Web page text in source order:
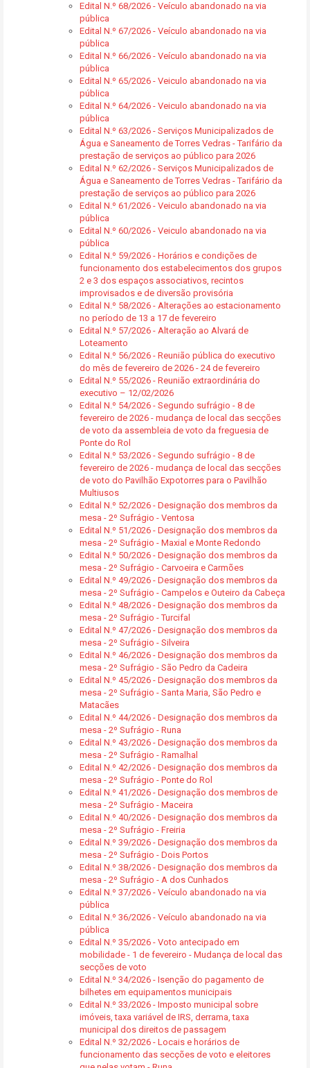
Edital N.º 68/2026 - Veículo abandonado na via
pública
Edital N.º 67/2026 - Veículo abandonado na via
pública
Edital N.º 66/2026 - Veículo abandonado na via
pública
Edital N.º 65/2026 - Veiculo abandonado na via
pública
Edital N.º 64/2026 - Veiculo abandonado na via
pública
Edital N.º 63/2026 - Serviços Municipalizados de
Água e Saneamento de Torres Vedras - Tarifário da
prestação de serviços ao público para 2026
Edital N.º 62/2026 - Serviços Municipalizados de
Água e Saneamento de Torres Vedras - Tarifário da
prestação de serviços ao público para 2026
Edital N.º 61/2026 - Veiculo abandonado na via
pública
Edital N.º 60/2026 - Veiculo abandonado na via
pública
Edital N.º 59/2026 - Horários e condições de
funcionamento dos estabelecimentos dos grupos
2 e 3 dos espaços associativos, recintos
improvisados e de diversão provisória
Edital N.º 58/2026 - Alterações ao estacionamento
no período de 13 a 17 de fevereiro
Edital N.º 57/2026 - Alteração ao Alvará de
Loteamento
Edital N.º 56/2026 - Reunião pública do executivo
do mês de fevereiro de 2026 - 24 de fevereiro
Edital N.º 55/2026 - Reunião extraordinária do
executivo – 12/02/2026
Edital N.º 54/2026 - Segundo sufrágio - 8 de
fevereiro de 2026 - mudança de local das secções
de voto da assembleia de voto da freguesia de
Ponte do Rol
Edital N.º 53/2026 - Segundo sufrágio - 8 de
fevereiro de 2026 - mudança de local das secções
de voto do Pavilhão Expotorres para o Pavilhão
Multiusos
Edital N.º 52/2026 - Designação dos membros da
mesa - 2º Sufrágio - Ventosa
Edital N.º 51/2026 - Designação dos membros da
mesa - 2º Sufrágio - Maxial e Monte Redondo
Edital N.º 50/2026 - Designação dos membros da
mesa - 2º Sufrágio - Carvoeira e Carmões
Edital N.º 49/2026 - Designação dos membros da
mesa - 2º Sufrágio - Campelos e Outeiro da Cabeça
Edital N.º 48/2026 - Designação dos membros da
mesa - 2º Sufrágio - Turcifal
Edital N.º 47/2026 - Designação dos membros da
mesa - 2º Sufrágio - Silveira
Edital N.º 46/2026 - Designação dos membros da
mesa - 2º Sufrágio - São Pedro da Cadeira
Edital N.º 45/2026 - Designação dos membros da
mesa - 2º Sufrágio - Santa Maria, São Pedro e
Matacães
Edital N.º 44/2026 - Designação dos membros da
mesa - 2º Sufrágio - Runa
Edital N.º 43/2026 - Designação dos membros da
mesa - 2º Sufrágio - Ramalhal
Edital N.º 42/2026 - Designação dos membros da
mesa - 2º Sufrágio - Ponte do Rol
Edital N.º 41/2026 - Designação dos membros de
mesa - 2º Sufrágio - Maceira
Edital N.º 40/2026 - Designação dos membros da
mesa - 2º Sufrágio - Freiria
Edital N.º 39/2026 - Designação dos membros da
mesa - 2º Sufrágio - Dois Portos
Edital N.º 38/2026 - Designação dos membros da
mesa - 2º Sufrágio - A dos Cunhados
Edital N.º 37/2026 - Veículo abandonado na via
pública
Edital N.º 36/2026 - Veículo abandonado na via
pública
Edital N.º 35/2026 - Voto antecipado em
mobilidade - 1 de fevereiro - Mudança de local das
secções de voto
Edital N.º 34/2026 - Isenção do pagamento de
bilhetes em equipamentos municipais
Edital N.º 33/2026 - Imposto municipal sobre
imóveis, taxa variável de IRS, derrama, taxa
municipal dos direitos de passagem
Edital N.º 32/2026 - Locais e horários de
funcionamento das secções de voto e eleitores